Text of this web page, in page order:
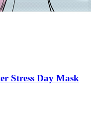
Stress Day Mask